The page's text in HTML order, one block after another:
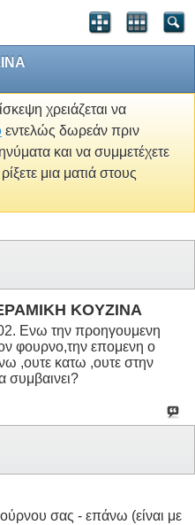
χρειάζεται να
εντελώς δωρεάν πριν
και να συμμετέχετε
μια ματιά στους
KOYZINA
Ενω την προηγουμενη
φουρνο,την επομενη ο
,ουτε κατω ,ουτε στην
συμβαινει?
σας - επάνω (είναι με